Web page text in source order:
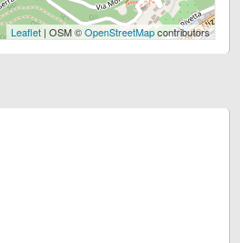
Leaflet| OSM ©OpenStreetMapcontributors